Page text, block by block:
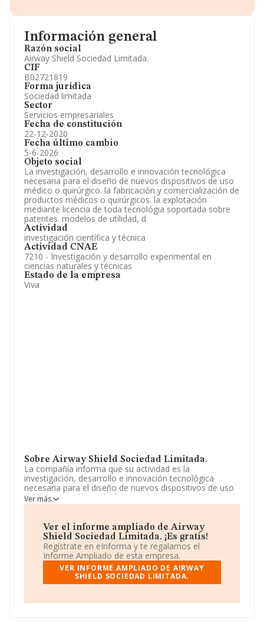
Información general
Razón social
Airway Shield Sociedad Limitada.
CIF
B02721819
Forma jurídica
Sociedad limitada
Sector
Servicios empresariales
Fecha de constitución
22-12-2020
Fecha último cambio
5-6-2026
Objeto social
La investigación, desarrollo e innovación tecnológica
necesaria para el diseño de nuevos dispositivos de uso
médico o quirúrgico. la fabricación y comercialización de
productos médicos o quirúrgicos. la explotación
mediante licencia de toda tecnológia soportada sobre
patentes. modelos de utilidad, d
Actividad
investigación científica y técnica
Actividad CNAE
7210 - Investigación y desarrollo experimental en
ciencias naturales y técnicas
Estado de la empresa
Viva
Sobre Airway Shield Sociedad Limitada.
La compañía informa que su actividad es la
investigación, desarrollo e innovación tecnológica
necesaria para el diseño de nuevos dispositivos de uso
médico o quirúrgico. la fabricación y comercialización de
productos médicos o quirúrgicos. la explotación
patentes. modelos de utilidad, d. La empresa aparece
inscrita en el Registro Mercantil como Sociedad
Limitada. Tiene CNAE: 7210 - '%cnae%'. La sociedad no
tiene actividad en mercados exteriores.
La sociedadAirway Shield Sociedad Limitada
B02721819, se encuentra en Calle Moctezuma núm. 3,
Ver más
Ver el informe ampliado de Airway
Shield Sociedad Limitada. ¡Es gratis!
Regístrate en eInforma y te regalamos el
Informe Ampliado de esta empresa.
VER INFORME AMPLIADO DE AIRWAY
SHIELD SOCIEDAD LIMITADA.
Información oficial y registral complementaria.